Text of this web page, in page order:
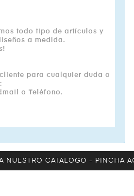
todo tipo de artículos y
a medida.
para cualquier duda o
o Teléfono.
NUESTRO CATALOGO - PINCHA